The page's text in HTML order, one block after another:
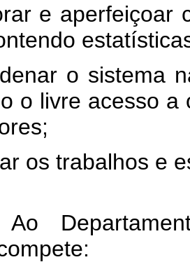
e aperfeiçoar
o sistema
o livre acesso
os trabalhos e